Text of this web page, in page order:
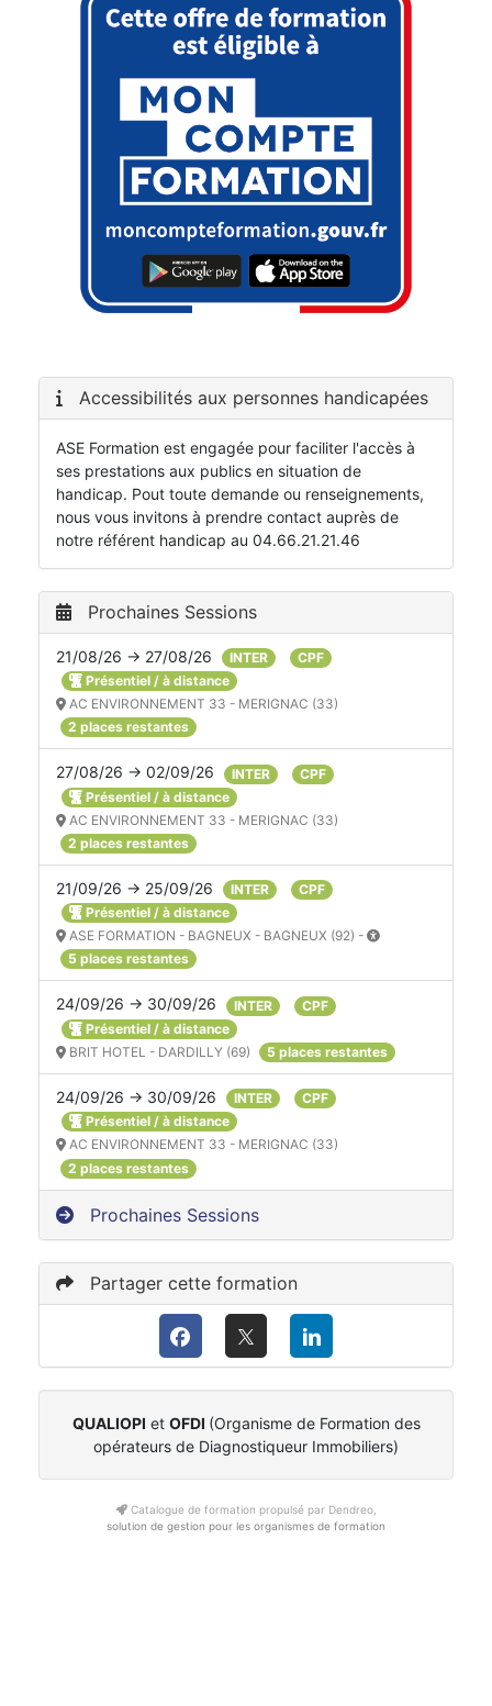
Accessibilités aux personnes handicapées
ASE Formation est engagée pour faciliter l'accès à
ses prestations aux publics en situation de
handicap. Pout toute demande ou renseignements,
nous vous invitons à prendre contact auprès de
notre référent handicap au 04.66.21.21.46
Prochaines Sessions
21/08/26 → 27/08/26 INTER
CPF
Présentiel / à distance
AC ENVIRONNEMENT 33 - MERIGNAC (33)
2 places restantes
27/08/26 → 02/09/26 INTER
CPF
Présentiel / à distance
AC ENVIRONNEMENT 33 - MERIGNAC (33)
2 places restantes
21/09/26 → 25/09/26 INTER
CPF
Présentiel / à distance
ASE FORMATION - BAGNEUX - BAGNEUX (92) -
5 places restantes
24/09/26 → 30/09/26 INTER
CPF
Présentiel / à distance
BRIT HOTEL - DARDILLY (69)
5 places restantes
24/09/26 → 30/09/26 INTER
CPF
Présentiel / à distance
AC ENVIRONNEMENT 33 - MERIGNAC (33)
2 places restantes
Prochaines Sessions
Partager cette formation
QUALIOPI et OFDI (Organisme de Formation des
opérateurs de Diagnostiqueur Immobiliers)
Catalogue de formation propulsé par Dendreo,
solution de gestion pour les organismes de formation